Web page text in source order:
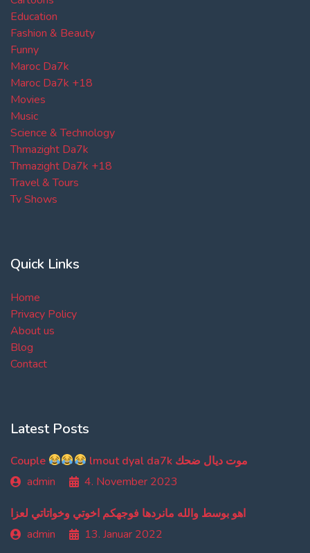
Education
Fashion & Beauty
Funny
Maroc Da7k
Maroc Da7k +18
Movies
Music
Science & Technology
Thmazight Da7k
Thmazight Da7k +18
Travel & Tours
Tv Shows
Quick Links
Home
Privacy Policy
About us
Blog
Contact
Latest Posts
Couple
lmout dyal da7k موت ديال ضحك
admin
4. November 2023
اهو بوسط والله مانردها فوجهكم اخوتي وخواتاتي لعزا
admin
13. Januar 2022